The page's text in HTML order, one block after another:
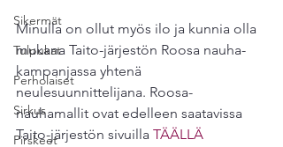
Sikermät
Tulpukat
Perholaiset
Sirkus
Pirskeet
Minulla on ollut myös ilo ja kunnia olla
mukana Taito-järjestön Roosa nauha-
kampanjassa yhtenä
neulesuunnittelijana. Roosa-
nauhamallit ovat edelleen saatavissa
Taito-järjestön sivuilla TÄÄLLÄ